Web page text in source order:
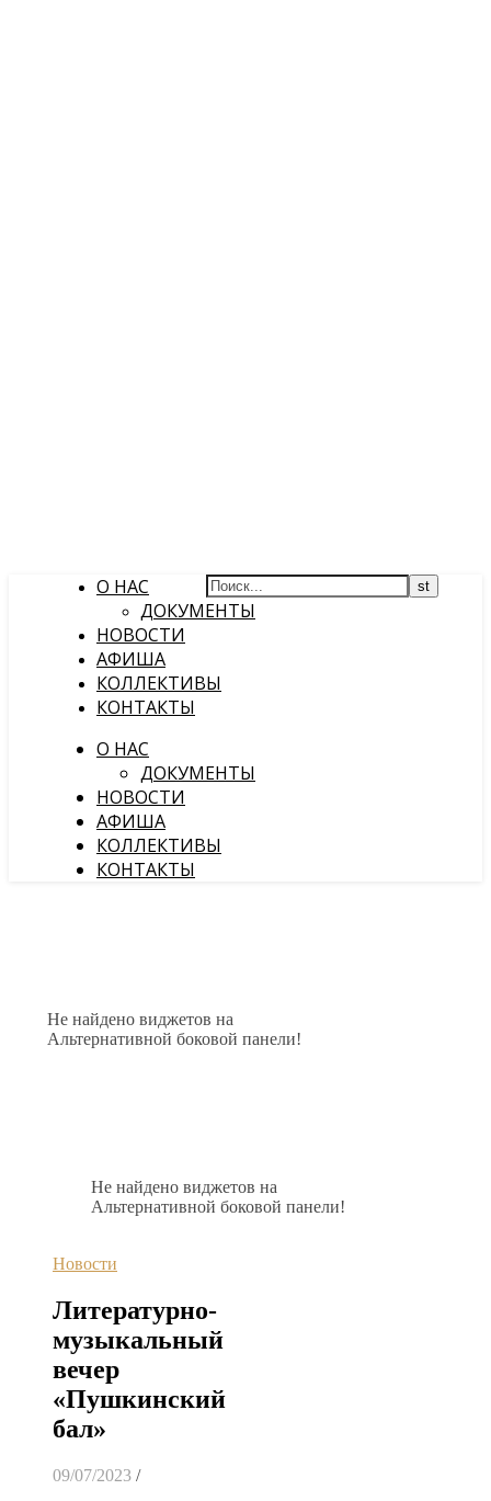
О НАС
ДОКУМЕНТЫ
НОВОСТИ
АФИША
КОЛЛЕКТИВЫ
КОНТАКТЫ
О НАС
ДОКУМЕНТЫ
НОВОСТИ
АФИША
КОЛЛЕКТИВЫ
КОНТАКТЫ
Не найдено виджетов на
Альтернативной боковой панели!
Не найдено виджетов на
Альтернативной боковой панели!
Новости
Литературно-
музыкальный
вечер
«Пушкинский
бал»
09/07/2023 /